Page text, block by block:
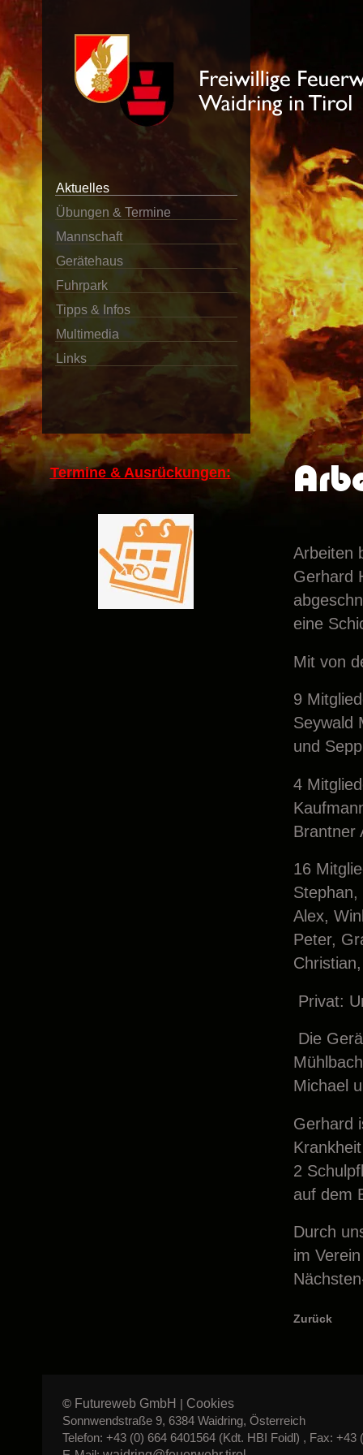
Aktuelles
Übungen & Termine
Mannschaft
Gerätehaus
Fuhrpark
Tipps & Infos
Multimedia
Links
Termine & Ausrückungen:
Arbeiten
Gerhard
eine
Mit von
9
Seywald
und
4
Brantner
16
Alex,
Peter,
Privat:
Die
Michael
Gerhard
2
auf dem
Durch
im
Zurück
© Futureweb GmbH | Cookies
Sonnwendstraße 9, 6384 Waidring, Österreich
Telefon: +43 (0) 664 6401564 (Kdt. HBI Foidl) , Fax: +43